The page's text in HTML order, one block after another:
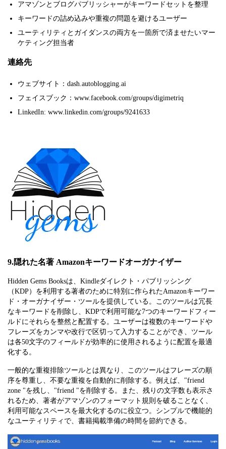
アマゾンとブログパブリッシャーがキーワードセットを整理
キーワードの詰め込みや重複の問題を避けるユーザー
ユーティリティとガイダンスの両方を一箇所で済ませたいマー
ケティング担当者
連絡先
ウェブサイト：dash.autoblogging.ai
フェイスブック：www.facebook.com/groups/digimetriq
LinkedIn: www.linkedin.com/groups/9241633
9.隠れた名著 Amazonキーワードオーガナイザー
Hidden Gems Booksは、Kindleダイレクト・パブリッシング
（KDP）を利用する著者のために特別に作られたAmazonキーワー
ド・オーガナイザー・ツールを提供している。このツールは冗長
なキーワードを削除し、KDPで利用可能な7つのキーワードフィー
ルドにそれらを整然と配置する。ユーザーは複数のキーワードや
フレーズをカンマや改行で区切って入力することができ、ツール
は各50文字のフィールドが効率的に使用されるように配置を最適
化する。
一般的な重複排除ツールとは異なり、このツールはフレーズの順
序を尊重し、不要な重複を自動的に削除する。例えば、"friend
zone "を残し、"friend "を削除する。また、残りの文字数も表示さ
れるため、著者がアマゾンのフォーマット規則を破ることなく、
利用可能なスペースを最大化するのに役立つ。シンプルで機能的
なユーティリティで、書籍掲載準備の時間を節約できる。